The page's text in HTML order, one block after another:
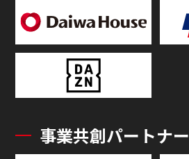
事業共創パートナー